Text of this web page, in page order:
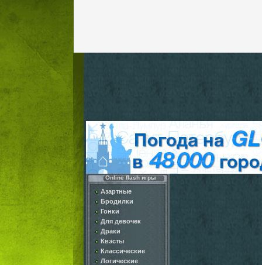
Online flash игры
Азартные
Бродилки
Гонки
Для девочек
Драки
Квэсты
Классические
Логические